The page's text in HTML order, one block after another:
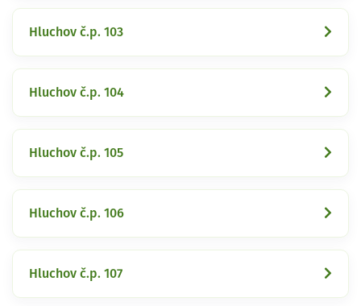
Hluchov č.p. 103
Hluchov č.p. 104
Hluchov č.p. 105
Hluchov č.p. 106
Hluchov č.p. 107